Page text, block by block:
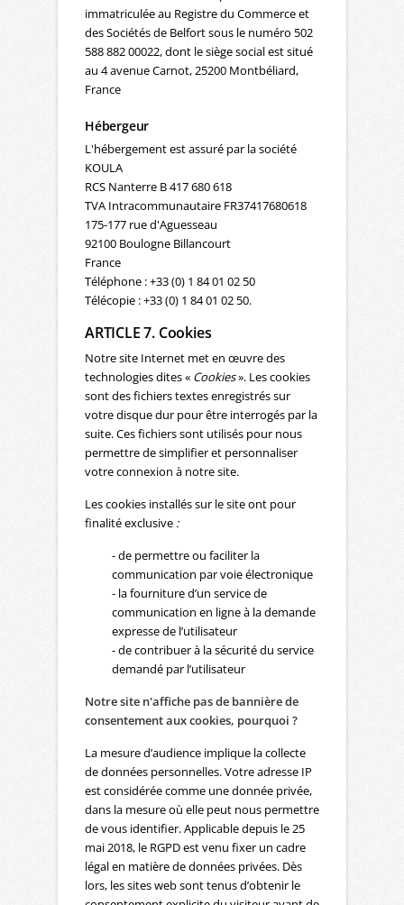
immatriculée au Registre du Commerce et
des Sociétés de Belfort sous le numéro 502
588 882 00022, dont le siège social est situé
au 4 avenue Carnot, 25200 Montbéliard,
France
Hébergeur
L'hébergement est assuré par la société
KOULA
RCS Nanterre B 417 680 618
TVA Intracommunautaire FR37417680618
175-177 rue d'Aguesseau
92100 Boulogne Billancourt
France
Téléphone : +33 (0) 1 84 01 02 50
Télécopie : +33 (0) 1 84 01 02 50.
ARTICLE 7. Cookies
Notre site Internet met en œuvre des
technologies dites « Cookies». Les cookies
sont des fichiers textes enregistrés sur
votre disque dur pour être interrogés par la
suite. Ces fichiers sont utilisés pour nous
permettre de simplifier et personnaliser
votre connexion à notre site.
Les cookies installés sur le site ont pour
finalité exclusive :
- de permettre ou faciliter la
communication par voie électronique
- la fourniture d’un service de
communication en ligne à la demande
expresse de l’utilisateur
- de contribuer à la sécurité du service
demandé par l’utilisateur
Notre site n'affiche pas de bannière de
consentement aux cookies, pourquoi ?
La mesure d’audience implique la collecte
de données personnelles. Votre adresse IP
est considérée comme une donnée privée,
dans la mesure où elle peut nous permettre
de vous identifier. Applicable depuis le 25
mai 2018, le RGPD est venu fixer un cadre
légal en matière de données privées. Dès
lors, les sites web sont tenus d’obtenir le